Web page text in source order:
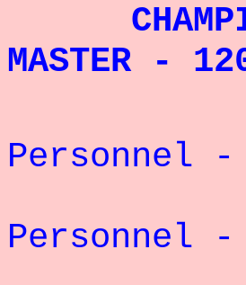
MASTER -
Personnel -
Personnel -